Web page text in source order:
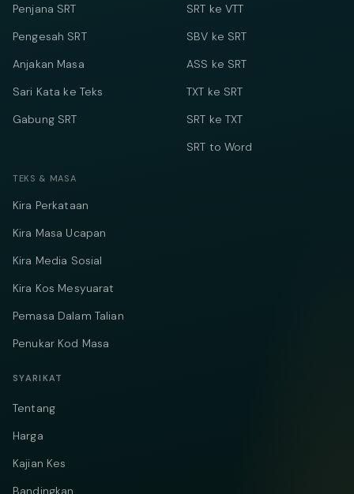
Penjana SRT
Pengesah SRT
Anjakan Masa
Sari Kata ke Teks
Gabung SRT
SRT ke VTT
SBV ke SRT
ASS ke SRT
TXT ke SRT
SRT ke TXT
SRT to Word
TEKS & MASA
Kira Perkataan
Kira Masa Ucapan
Kira Media Sosial
Kira Kos Mesyuarat
Pemasa Dalam Talian
Penukar Kod Masa
SYARIKAT
Tentang
Harga
Kajian Kes
Bandingkan